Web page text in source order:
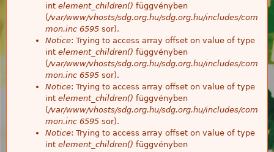
int element_children() függvényben
(/var/www/vhosts/sdg.org.hu/sdg.org.hu/includes/com
mon.inc 6595 sor).
Notice: Trying to access array offset on value of type
int element_children() függvényben
(/var/www/vhosts/sdg.org.hu/sdg.org.hu/includes/com
mon.inc 6595 sor).
Notice: Trying to access array offset on value of type
int element_children() függvényben
(/var/www/vhosts/sdg.org.hu/sdg.org.hu/includes/com
mon.inc 6595 sor).
Notice: Trying to access array offset on value of type
int element_children() függvényben